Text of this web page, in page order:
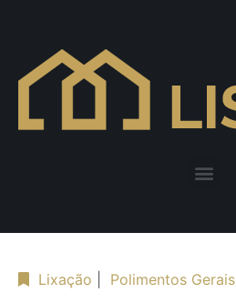
Lixação Polimentos Gerais